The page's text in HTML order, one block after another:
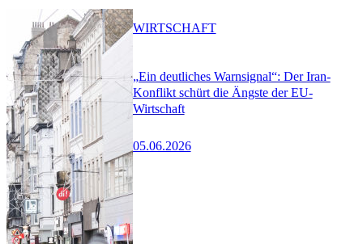
„Ein deutliches Warnsignal“: Der Iran-
Konflikt schürt die Ängste der EU-
Wirtschaft
05.06.2026
WIRTSCHAFT